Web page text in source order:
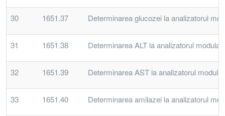
30 1651.37 Determinarea glucozei la analizatorul
31 1651.38 Determinarea ALT la analizatorul
32 1651.39 Determinarea AST la analizatorul
33 1651.40 Determinarea amilazei la analizatorul